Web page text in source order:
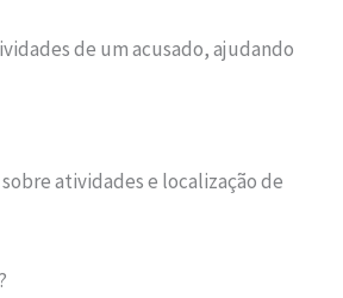
de um acusado, ajudando
atividades e localização de